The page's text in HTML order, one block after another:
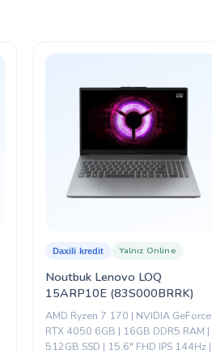
Xeyr
Qara
Asus
Noutbuk Lenovo LOQ
15ARP10E (83S000BRRK)
Daxili kredit Yalnız Online
AMD Ryzen 7 170 | NVIDIA GeForce
RTX 4050 6GB | 16GB DDR5 RAM |
512GB SSD | 15.6" FHD IPS 144Hz |